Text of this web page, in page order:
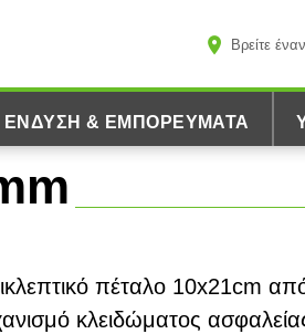
Βρείτε
ΈΝΔΥΣΗ & ΕΜΠΟΡΕΎΜΑΤΑ
πέταλο 10x21cm
κλειδώματος